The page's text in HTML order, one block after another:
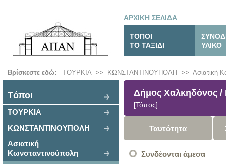
ΑΡΧΙΚΗ ΣΕΛΙΔΑ
ΤΟΠΟΙ
ΤΟ ΤΑΞΙΔΙ
ΥΛΙΚΟ
Βρίσκεστε εδώ: ΤΟΥΡΚΙΑ>> ΚΩΝΣΤΑΝΤΙΝΟΥΠΟΛΗ >> Ασιατική
Tόποι
ΤΟΥΡΚΙΑ
ΚΩΝΣΤΑΝΤΙΝΟΥΠΟΛΗ
Ασιατική
Κωνσταντινούπολη
Δήμος Χαλκηδόνος /
[Τόπος]
Ταυτότητα
Συνδέονται άμεσα